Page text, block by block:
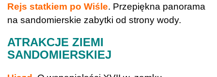
Rejs statkiem po Wiśle. Przepiękna panorama
na sandomierskie zabytki od strony wody.
ATRAKCJE ZIEMI
SANDOMIERSKIEJ